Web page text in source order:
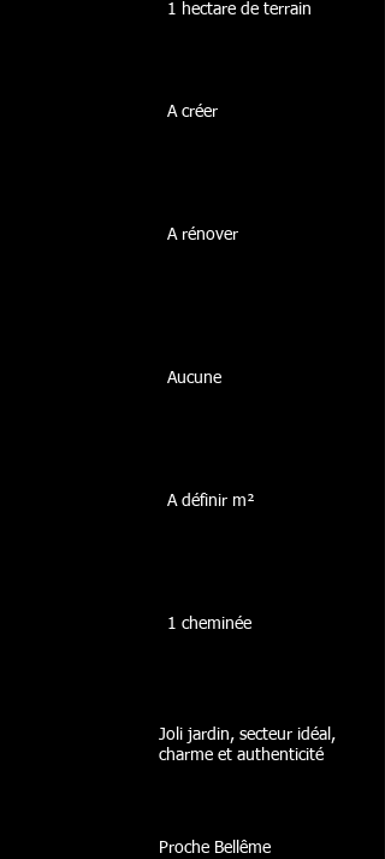
1 hectare de terrain
A créer
A rénover
Aucune
A définir m²
1 cheminée
Joli jardin, secteur idéal,
charme et authenticité
Proche Bellême